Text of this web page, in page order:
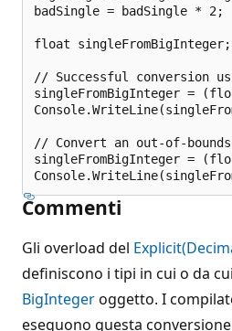
badSingle = badSingle * 2;
float singleFromBigInteger;
// Successful conversion
singleFromBigInteger =
// Convert an out-of-
singleFromBigInteger =
Commenti
Gli overload del
definiscono i tipi in cui o da
BigIntegeroggetto. I
eseguono questa